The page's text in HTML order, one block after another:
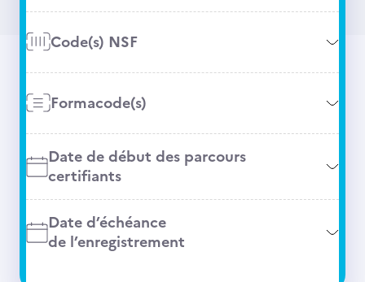
Code(s) NSF
Formacode(s)
Date de début des parcours
certifiants
Date d’échéance
de l’enregistrement